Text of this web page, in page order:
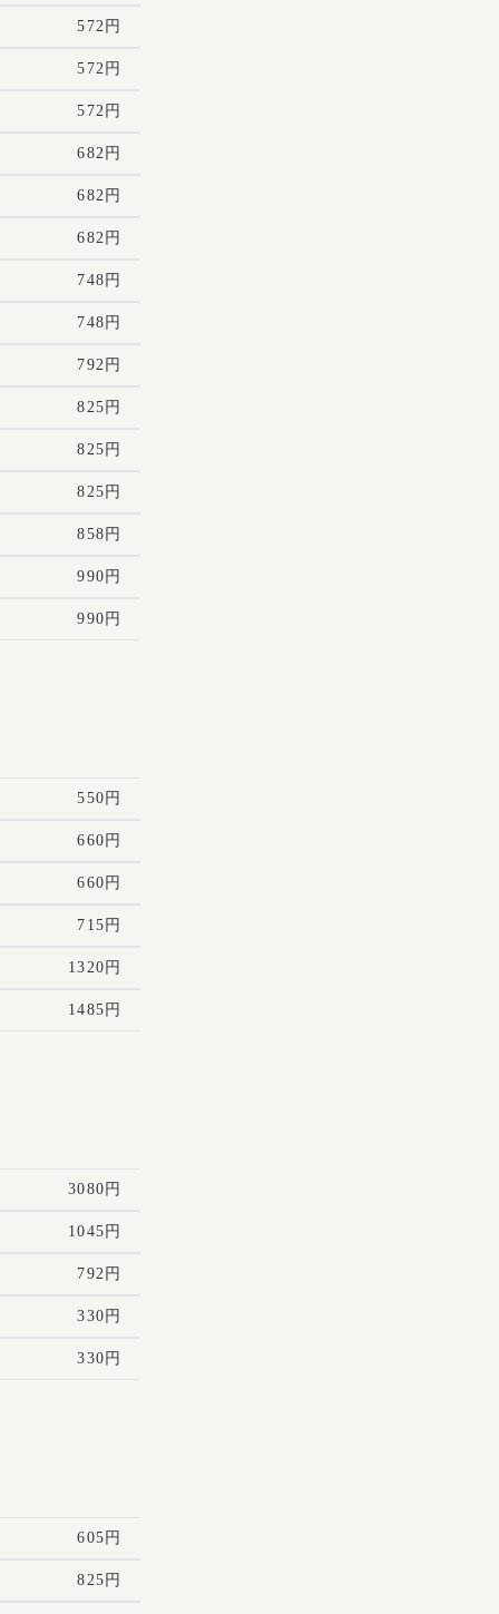
572円
572円
572円
682円
682円
682円
748円
748円
792円
825円
825円
825円
858円
990円
990円
550円
660円
660円
715円
1320円
1485円
3080円
1045円
792円
330円
330円
605円
825円